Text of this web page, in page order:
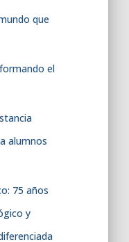
que
el
alumnos
75 años
y